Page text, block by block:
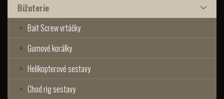
Bižuterie
Bait Screw vrtáčky
Gumové korálky
Helikopterové sestavy
Chod rig sestavy